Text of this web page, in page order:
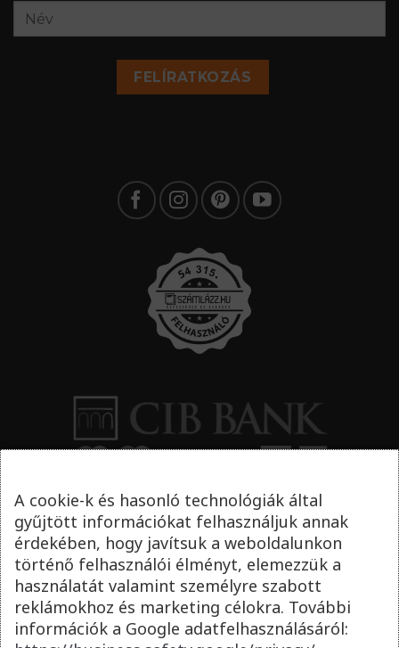
FELÍRATKOZÁS
A cookie-k és hasonló technológiák által
gyűjtött információkat felhasználjuk annak
érdekében, hogy javítsuk a weboldalunkon
történő felhasználói élményt, elemezzük a
használatát valamint személyre szabott
reklámokhoz és marketing célokra. További
információk a Google adatfelhasználásáról: